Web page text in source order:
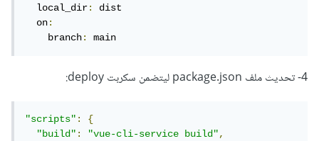
  local_dir
:
dist
  on
:
    branch
: main
4- تحديث ملف package.json ليتضمن سكربت deploy:
"scripts":
{
"build": "vue-cli-service build",